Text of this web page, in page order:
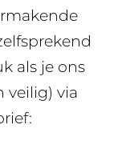
als je ons
veilig) via